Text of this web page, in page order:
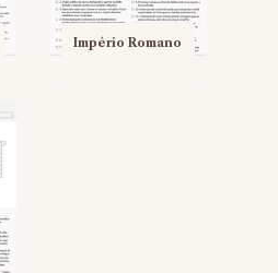
Império Romano